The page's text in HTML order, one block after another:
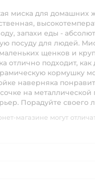
миска для домашних
запахи еды -
посуду для людей.
щенков и
отлично подходит,
кормушку
наверняка
на металлической
Порадуйте своего
магазине могут